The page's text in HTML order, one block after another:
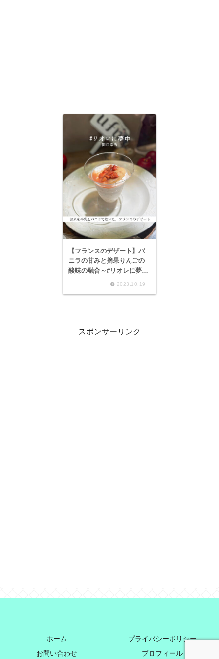
【フランスのデザート】バ
ニラの甘みと摘果りんごの
酸味の融合～#リオレに夢
2023.10.19
スポンサーリンク
ホーム
プライバシーポリシー
お問い合わせ
プロフィール